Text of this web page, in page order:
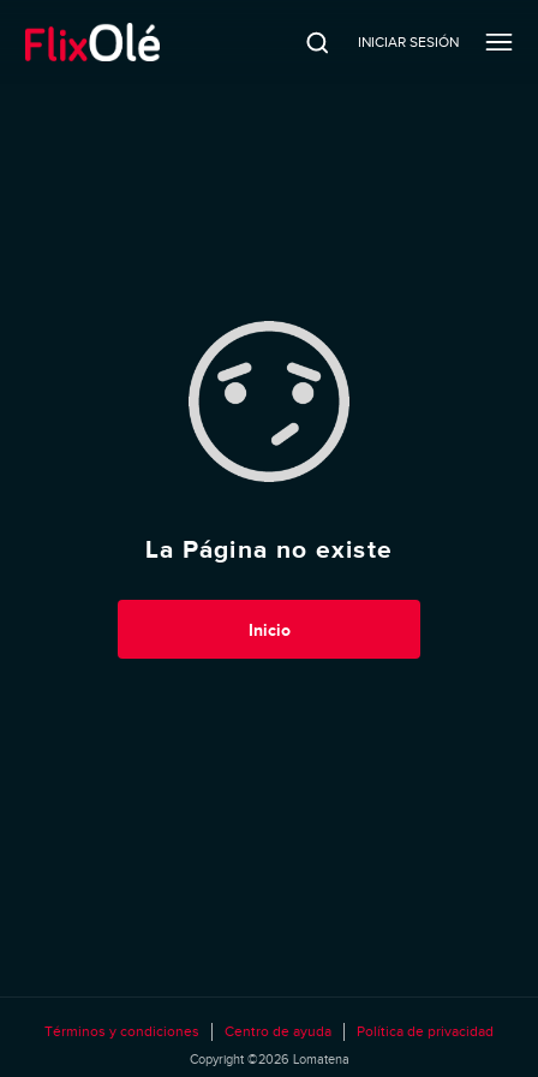
INICIAR SESIÓN
La Página no existe
Inicio
Términos y condiciones Centro de ayuda Política de privacidad
Copyright ©2026 Lomatena